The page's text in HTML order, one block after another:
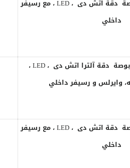
شاشة سامسونج 49 بوصة دقة اتش دى ، LED ، مع رسيفر
داخلي
شاشة سامسونج 50 بوصة دقة آلترا اتش دى ، LED ،
وايرلس و رسيفر داخلي
شاشة سامسونج 32 بوصة دقة اتش دى ، LED ، مع رسيفر
داخلي